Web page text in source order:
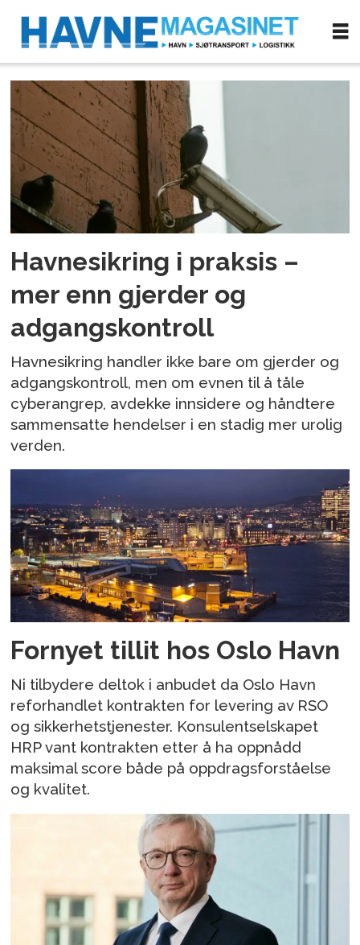
Tag:
isps
Havnesikring i praksis –
mer enn gjerder og
adgangskontroll
Havnesikring handler ikke bare om gjerder og
adgangskontroll, men om evnen til å tåle
cyberangrep, avdekke innsidere og håndtere
sammensatte hendelser i en stadig mer urolig
verden.
Fornyet tillit hos Oslo Havn
Ni tilbydere deltok i anbudet da Oslo Havn
reforhandlet kontrakten for levering av RSO
og sikkerhetstjenester. Konsulentselskapet
HRP vant kontrakten etter å ha oppnådd
maksimal score både på oppdragsforståelse
og kvalitet.